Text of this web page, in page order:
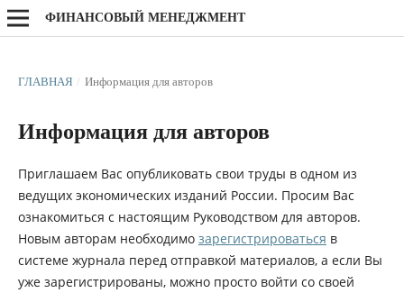
ФИНАНСОВЫЙ МЕНЕДЖМЕНТ
ГЛАВНАЯ / Информация для авторов
Информация для авторов
Приглашаем Вас опубликовать свои труды в одном из
ведущих экономических изданий России. Просим Вас
ознакомиться с настоящим Руководством для авторов.
Новым авторам необходимо зарегистрироваться в
системе журнала перед отправкой материалов, а если Вы
уже зарегистрированы, можно просто войти со своей